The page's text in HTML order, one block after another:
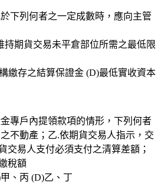
下列何者之一定成數時，應向主管
持期貨交易未平倉部位所需之最低限
繳存之結算保證金 (D)最低實收資本
專戶內提領款項的情形，下列何者
不動產；乙.依期貨交易人指示，交
交易人支付必須支付之清算差額；
稅額
、丙 (D)乙、丁